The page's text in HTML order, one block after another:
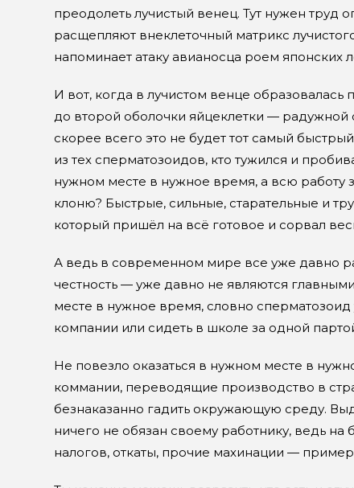
преодолеть лучистый венец. Тут нужен труд
расщепляют внеклеточный матрикс
напоминает атаку авианосца роем японских
И вот, когда в лучистом венце
до второй оболочки яйцеклетки — радужной
скорее всего это не будет тот самый
из тех сперматозоидов, кто тужился и
нужном месте в нужное время, а всю работу
клоню? Быстрые, сильные, старательные и
который пришёл на всё готовое и сорвал
А ведь в современном мире все уже давно
честность — уже давно не являются
месте в нужное время, словно
компании или сидеть в школе за одной
Не повезло оказаться в нужном месте в
коммании, переводящие производство в
безнаказанно гадить окружающую среду.
ничего не обязан своему работнику, ведь
налогов, откаты, прочие махинации —